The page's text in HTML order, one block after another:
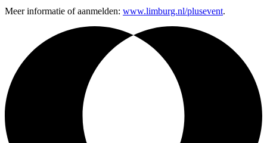
Meer informatie of aanmelden: www.limburg.nl/plusevent.